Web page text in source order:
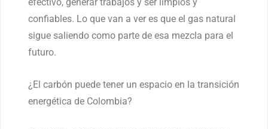
confiables. Lo que van a ver es que el gas natural
sigue saliendo como parte de esa mezcla para el
futuro.
¿El carbón puede tener un espacio en la transición
energética de Colombia?